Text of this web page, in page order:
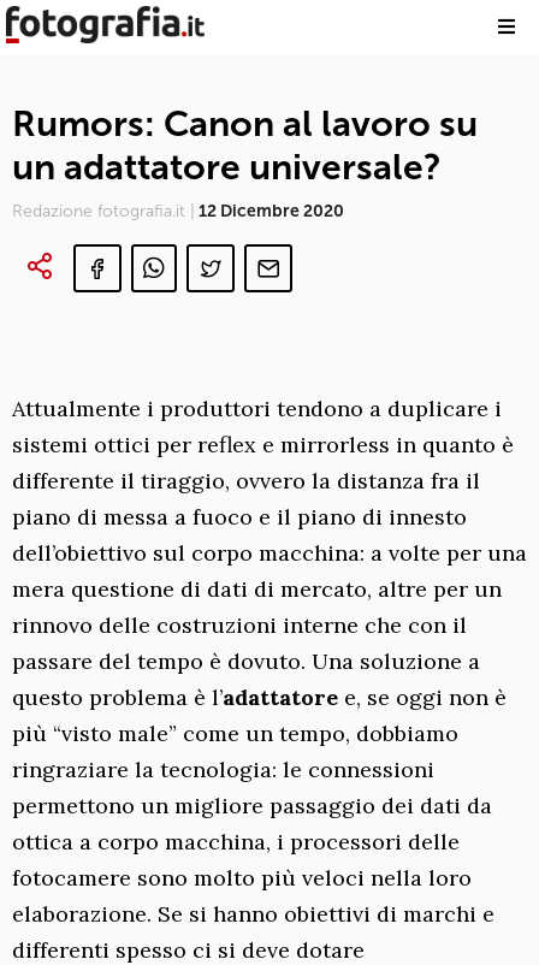
Rumors: Canon al lavoro su
un adattatore universale?
Redazione fotografia.it | 12 Dicembre 2020
Attualmente i produttori tendono a duplicare i
sistemi ottici per reflex e mirrorless in quanto è
differente il tiraggio, ovvero la distanza fra il
piano di messa a fuoco e il piano di innesto
dell’obiettivo sul corpo macchina: a volte per una
mera questione di dati di mercato, altre per un
rinnovo delle costruzioni interne che con il
passare del tempo è dovuto. Una soluzione a
questo problema è l’adattatore e, se oggi non è
più “visto male” come un tempo, dobbiamo
ringraziare la tecnologia: le connessioni
permettono un migliore passaggio dei dati da
ottica a corpo macchina, i processori delle
fotocamere sono molto più veloci nella loro
elaborazione. Se si hanno obiettivi di marchi e
differenti spesso ci si deve dotare